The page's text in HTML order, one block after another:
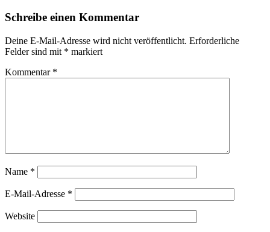
Schreibe einen Kommentar
Deine E-Mail-Adresse wird nicht veröffentlicht. Erforderliche
Felder sind mit * markiert
Kommentar *
Name *
E-Mail-Adresse *
Website